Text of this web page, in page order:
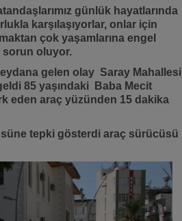
günlük hayatlarında
karşılaşıyorlar, onlar için
çok yaşamlarına engel
sorun oluyor.
gelen olay Saray Mahallesi
85 yaşındaki Baba Mecit
eden araç yüzünden 15 dakika
tepki gösterdi araç sürücüsü